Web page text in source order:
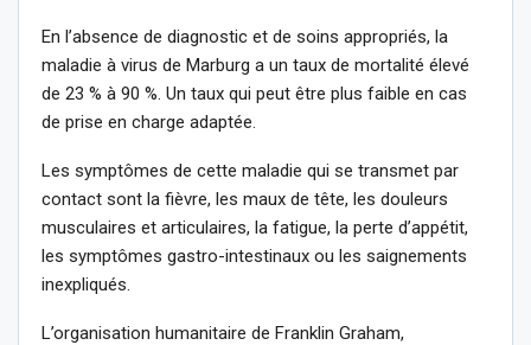
En l’absence de diagnostic et de soins appropriés, la
maladie à virus de Marburg a un taux de mortalité élevé
de 23 % à 90 %. Un taux qui peut être plus faible en cas
de prise en charge adaptée.
Les symptômes de cette maladie qui se transmet par
contact sont la fièvre, les maux de tête, les douleurs
musculaires et articulaires, la fatigue, la perte d’appétit,
les symptômes gastro-intestinaux ou les saignements
inexpliqués.
L’organisation humanitaire de Franklin Graham,